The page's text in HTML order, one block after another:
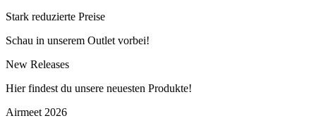
Stark reduzierte Preise
Schau in unserem Outlet vorbei!
New Releases
Hier findest du unsere neuesten Produkte!
Airmeet 2026